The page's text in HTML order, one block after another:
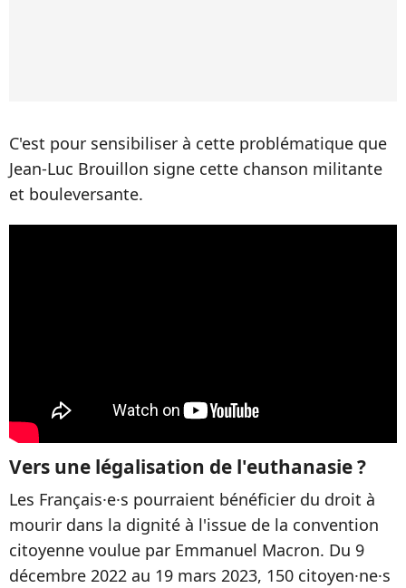
C'est pour sensibiliser à cette problématique que
Jean-Luc Brouillon signe cette chanson militante
et bouleversante.
Vers une légalisation de l'euthanasie ?
Les Français·e·s pourraient bénéficier du droit à
mourir dans la dignité à l'issue de la convention
citoyenne voulue par Emmanuel Macron. Du 9
décembre 2022 au 19 mars 2023, 150 citoyen·ne·s